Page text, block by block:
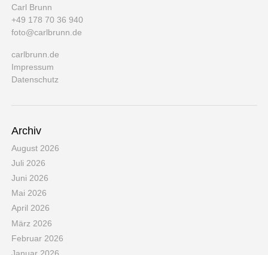
Carl Brunn
+49 178 70 36 940
foto@carlbrunn.de
carlbrunn.de
Impressum
Datenschutz
Archiv
August 2026
Juli 2026
Juni 2026
Mai 2026
April 2026
März 2026
Februar 2026